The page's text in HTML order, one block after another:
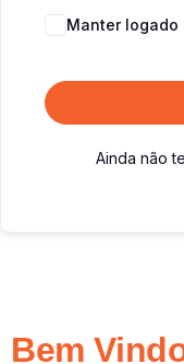
Manter logado
Ainda não
Bem